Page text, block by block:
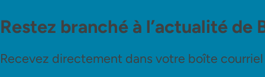
Restez branché à l’actualité de
Recevez directement dans votre boîte